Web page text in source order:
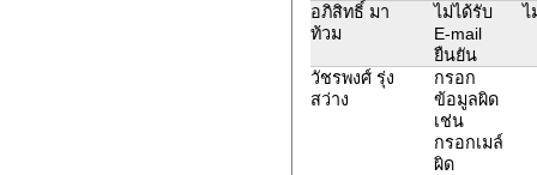
อภิสิทธิ์ มา
ท้วม
ไม่ได้รับ
E-mail
ยืนยัน
ไ
วัชรพงศ์ รุ่ง
สว่าง
กรอก
ข้อมูลผิด
เช่น
กรอกเมล์
ผิด